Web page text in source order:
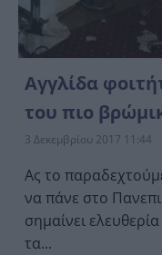
Αγγλίδα
του πιο
3 Δεκεμβρίου 2017 11:44
Ας το
να πάνε στο
σημαίνει
τα...